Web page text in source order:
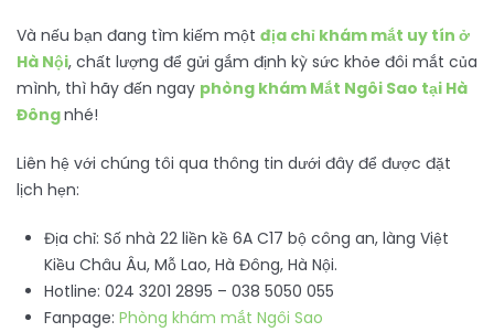
Và nếu bạn đang tìm kiếm một địa chỉ khám mắt uy tín ở
Hà Nội, chất lượng để gửi gắm định kỳ sức khỏe đôi mắt của
mình, thì hãy đến ngay phòng khám Mắt Ngôi Sao tại Hà
Đôngnhé!
Liên hệ với chúng tôi qua thông tin dưới đây để được đặt
lịch hẹn:
Địa chỉ: Số nhà 22 liền kề 6A C17 bộ công an, làng Việt
Kiều Châu Âu, Mỗ Lao, Hà Đông, Hà Nội.
Hotline: 024 3201 2895 – 038 5050 055
Fanpage: Phòng khám mắt Ngôi Sao